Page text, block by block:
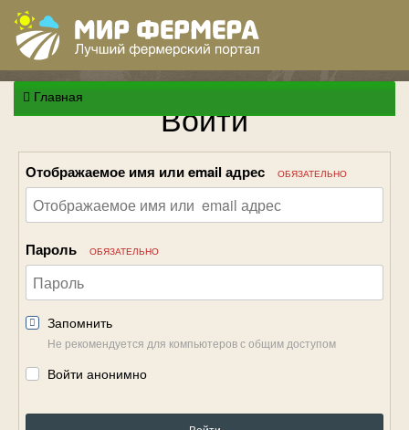
Главная Войти
Отображаемое имя или email адрес ОБЯЗАТЕЛЬНО
Пароль ОБЯЗАТЕЛЬНО
Запомнить
Не рекомендуется для компьютеров с общим доступом
Войти анонимно